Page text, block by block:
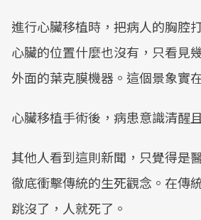
進行心臟移植時，把病人的胸腔
心臟的位置什麼也沒有，只看見
外面的葉克膜機器。這個景象實
心臟移植手術後，病患意識清醒
其他人看到這則新聞，只覺得是
徹底衝擊傳統的生死觀念。在傳
跳沒了，人就死了。